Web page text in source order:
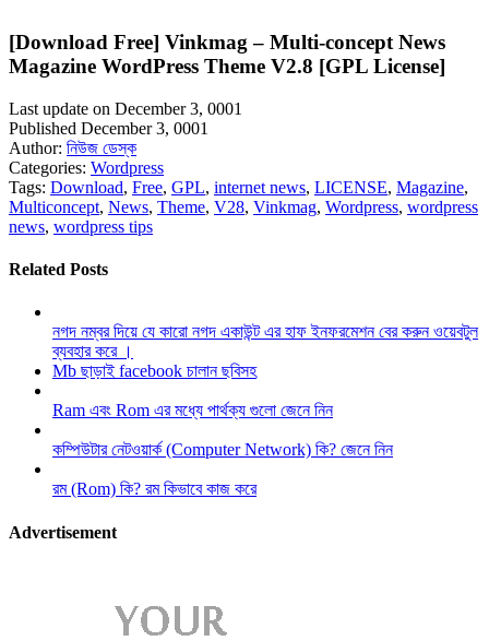
[Download Free] Vinkmag – Multi-concept News
Magazine WordPress Theme V2.8 [GPL License]
Last update on December 3, 0001
Published December 3, 0001
Author: নিউজ ডেস্ক
Categories: Wordpress
Tags: Download, Free, GPL, internet news, LICENSE, Magazine,
Multiconcept, News, Theme, V28, Vinkmag, Wordpress, wordpress
news, wordpress tips
Related Posts
নগদ নম্বর দিয়ে যে কারো নগদ একাউন্ট এর হাফ ইনফরমেশন বের করুন ওয়েবটুল
ব্যবহার করে ।
Mb ছাড়াই facebook চালান ছবিসহ
Ram এবং Rom এর মধ্যে পার্থক্য গুলো জেনে নিন
কম্পিউটার নেটওয়ার্ক (Computer Network) কি? জেনে নিন
রম (Rom) কি? রম কিভাবে কাজ করে
Advertisement